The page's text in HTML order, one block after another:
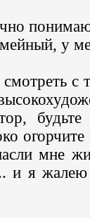
у
мне
и я жалею